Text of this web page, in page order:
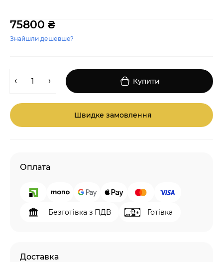
75800 ₴
Знайшли дешевше?
Купити
Швидке замовлення
Оплата
Безготівка з ПДВ Готівка
Доставка